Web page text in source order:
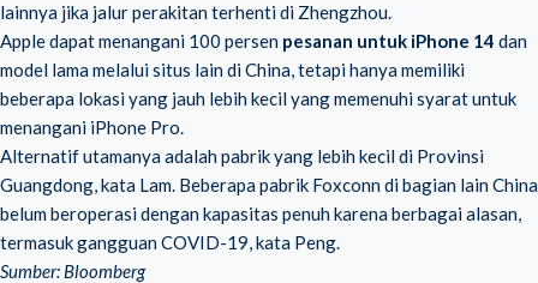
lainnya jika jalur perakitan terhenti di Zhengzhou.
Apple dapat menangani 100 persen pesanan untuk iPhone 14 dan
model lama melalui situs lain di China, tetapi hanya memiliki
beberapa lokasi yang jauh lebih kecil yang memenuhi syarat untuk
menangani iPhone Pro.
Alternatif utamanya adalah pabrik yang lebih kecil di Provinsi
Guangdong, kata Lam. Beberapa pabrik Foxconn di bagian lain China
belum beroperasi dengan kapasitas penuh karena berbagai alasan,
termasuk gangguan COVID-19, kata Peng.
Sumber: Bloomberg